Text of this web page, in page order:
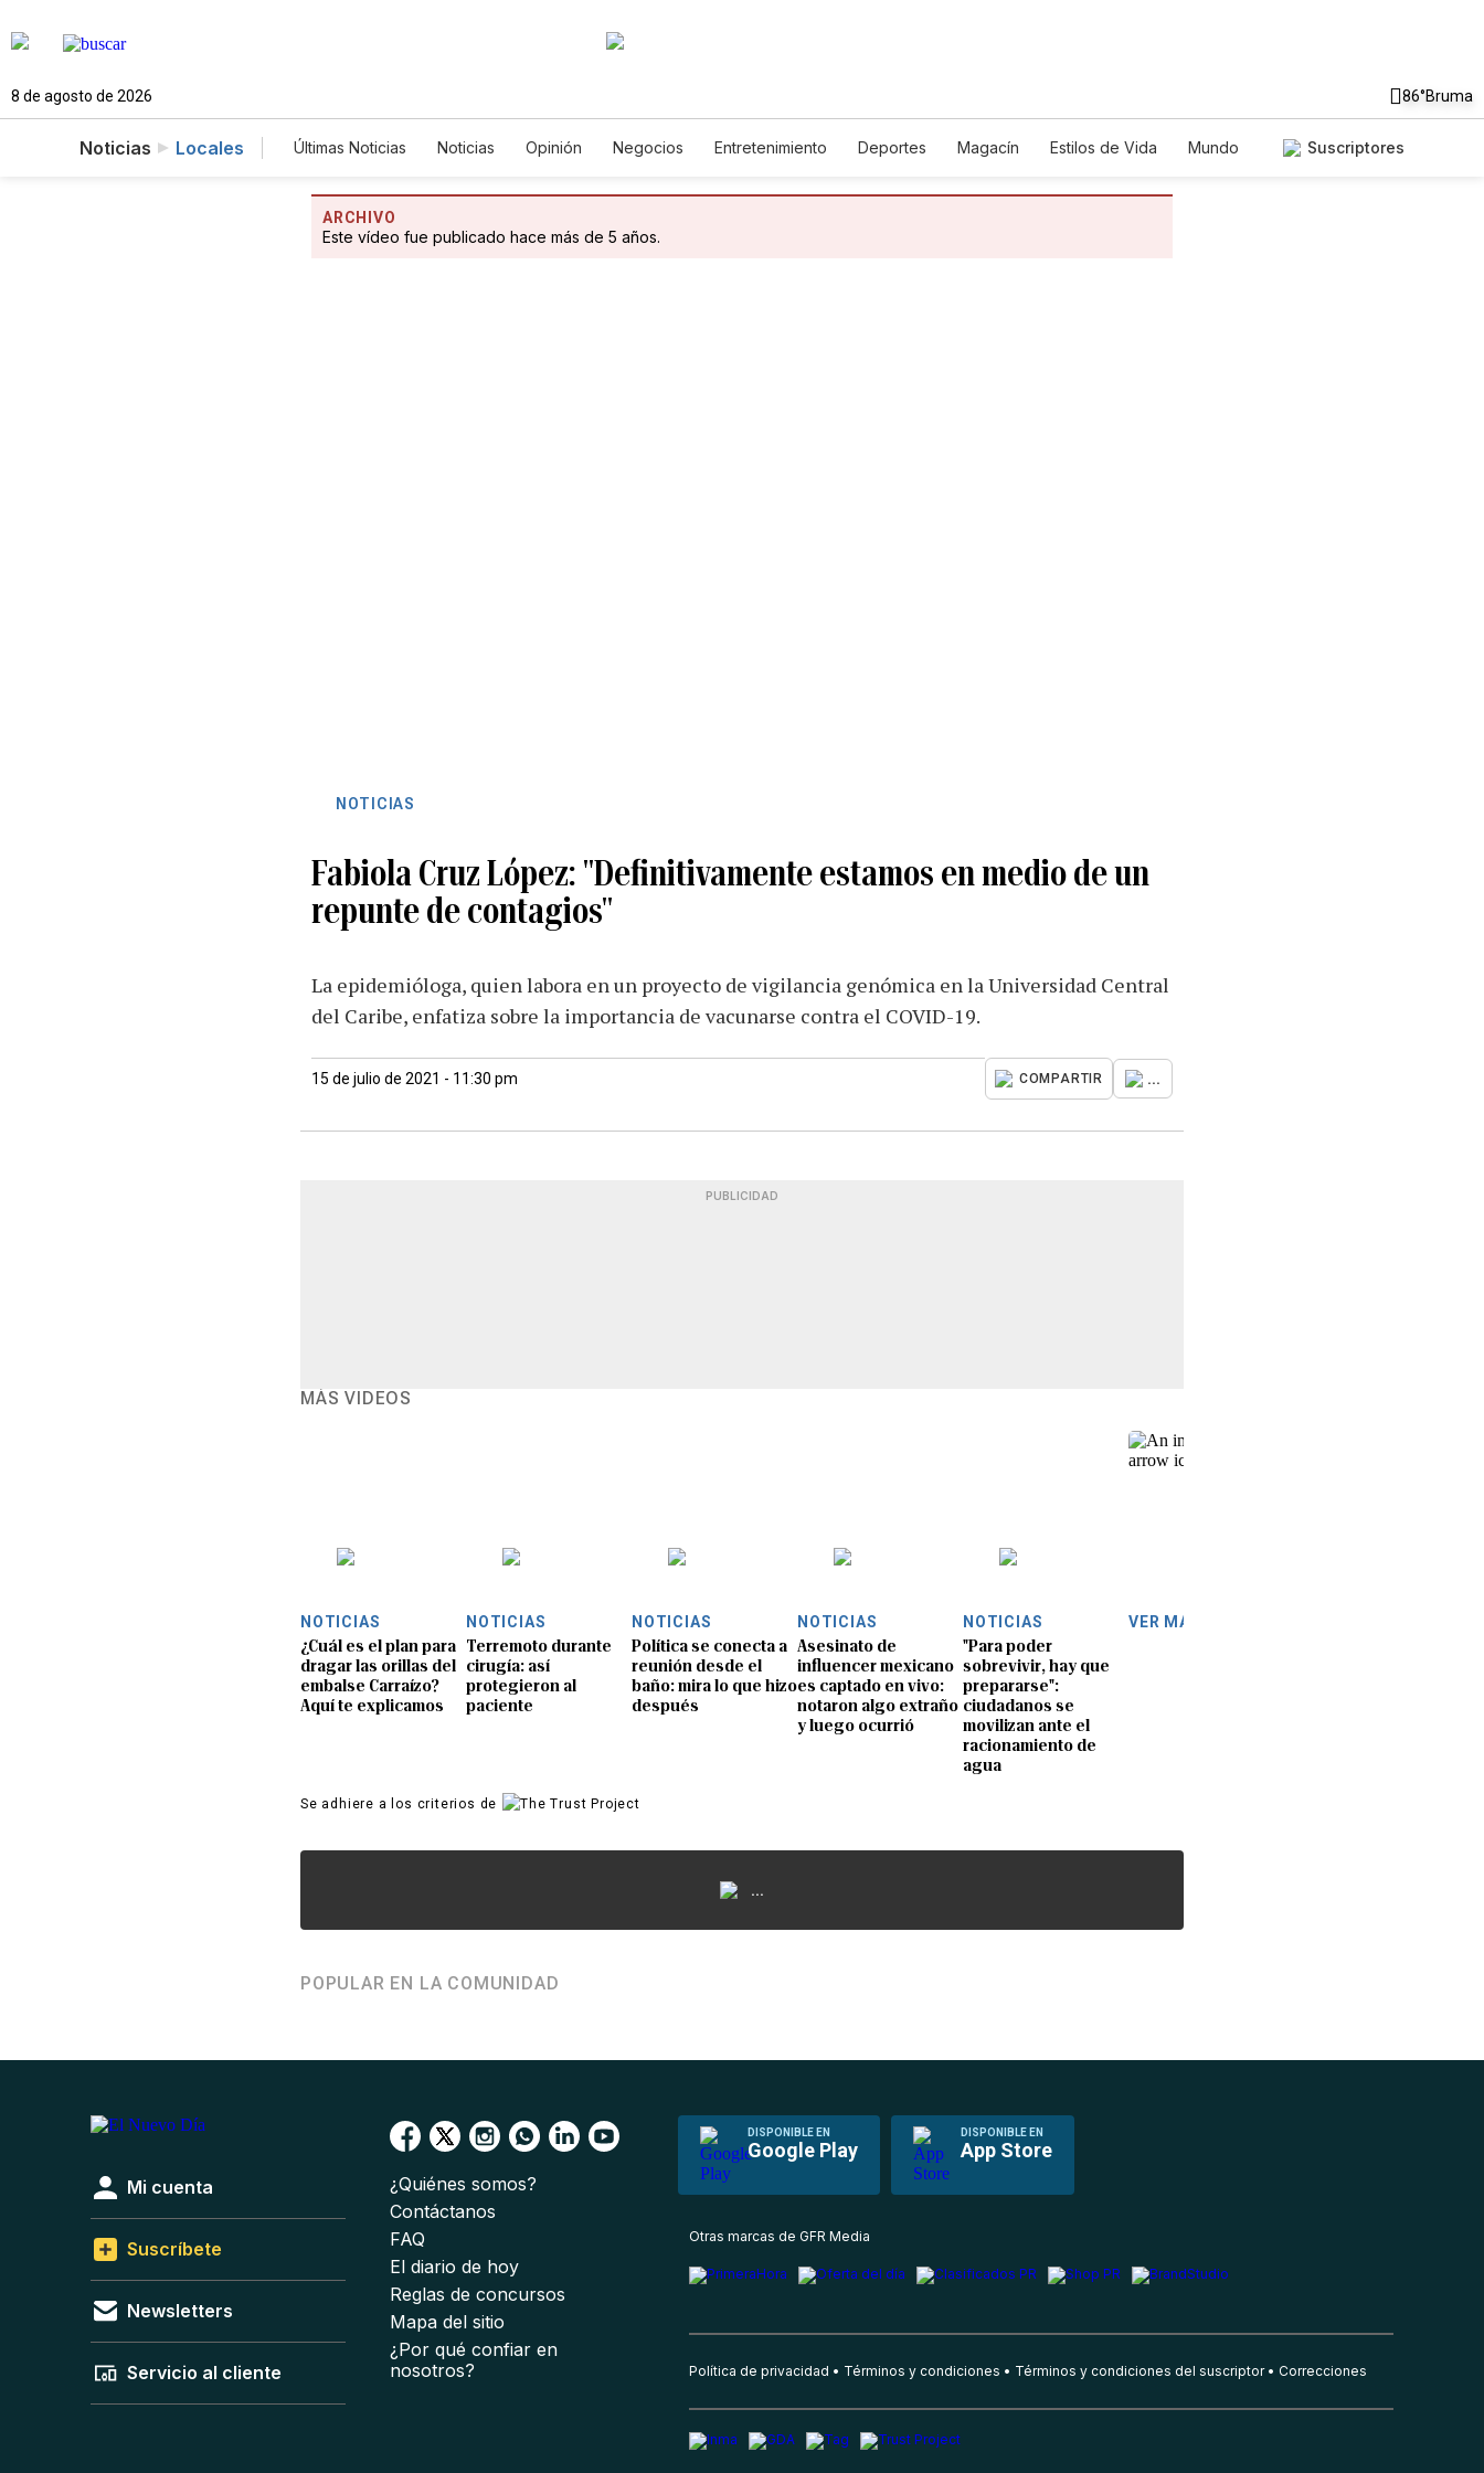
8 de agosto de 2026 86°Bruma
Noticias Locales Últimas Noticias Noticias Opinión Negocios Entretenimiento Deportes Magacín Estilos de Vida
Mundo
Suscriptores
ARCHIVO
Este vídeo fue publicado hace más de 5 años.
NOTICIAS
Fabiola Cruz López: "Definitivamente estamos en medio de un
repunte de contagios"
La epidemióloga, quien labora en un proyecto de vigilancia genómica en la Universidad Central
del Caribe, enfatiza sobre la importancia de vacunarse contra el COVID-19.
15 de julio de 2021 - 11:30 pm COMPARTIR ...
PUBLICIDAD
MÁS VIDEOS
NOTICIAS
¿Cuál es el plan para
dragar las orillas del
embalse Carraízo?
Aquí te explicamos
NOTICIAS
Terremoto durante
cirugía: así
protegieron al
paciente
NOTICIAS
Política se conecta a
reunión desde el
baño: mira lo que hizo
después
NOTICIAS
Asesinato de
influencer mexicano
es captado en vivo:
notaron algo extraño
y luego ocurrió
NOTICIAS
"Para poder
sobrevivir, hay que
prepararse":
ciudadanos se
movilizan ante el
racionamiento de
agua
VER MÁS
Se adhiere a los criterios de
...
POPULAR EN LA COMUNIDAD
DISPONIBLE EN
Google Play
DISPONIBLE EN
App Store
Mi cuenta
Suscríbete
Newsletters
Servicio al cliente
¿Quiénes somos?
Contáctanos
FAQ
El diario de hoy
Reglas de concursos
Mapa del sitio
¿Por qué confiar en
nosotros?
Otras marcas de GFR Media
Política de privacidad Términos y condiciones Términos y condiciones del suscriptor Correcciones